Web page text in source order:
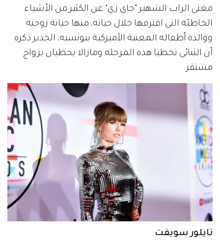
مغني الراب الشهير "جاي زي" عن الكثير من الأشياء
الخاطئة التي اقترفها خلال حياته، منها خيانة زوجته
ووالدة أطفاله المغنية الأميركية بيونسيه، الجدير ذكره
أن الثنائي تخطيا هذه المرحلة ومازالا يحظيان بزواج
مستقر.
تايلور سويفت